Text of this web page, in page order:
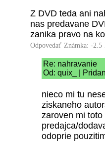
Z DVD teda ani
nas predavane
zanika pravo na
Odpovedať Známka: -2.5
Re: nahravanie
Od: quix_ |
nieco mi tu
ziskaneho
zaroven mi toto
predajca/
odoprie